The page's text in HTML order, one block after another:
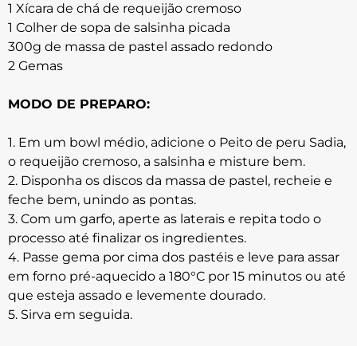
1 Xícara de chá de requeijão cremoso
1 Colher de sopa de salsinha picada
300g de massa de pastel assado redondo
2 Gemas
MODO DE PREPARO:
1. Em um bowl médio, adicione o Peito de peru Sadia,
o requeijão cremoso, a salsinha e misture bem.
2. Disponha os discos da massa de pastel, recheie e
feche bem, unindo as pontas.
3. Com um garfo, aperte as laterais e repita todo o
processo até finalizar os ingredientes.
4. Passe gema por cima dos pastéis e leve para assar
em forno pré-aquecido a 180°C por 15 minutos ou até
que esteja assado e levemente dourado.
5. Sirva em seguida.